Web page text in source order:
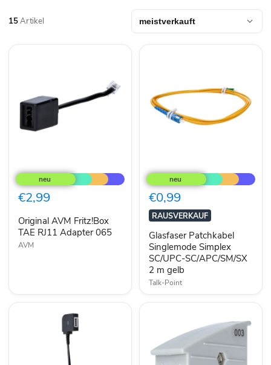
15Artikel
AVM
Fritz!Box
TAE
RJ11
065
€2,99
Original AVM Fritz!Box
TAE RJ11 Adapter 065
AVM
Patchkabel
Singlemode
Simplex
SC/UPC-
SC/APC/SM/SX
2
m
gelb
€0,99
RAUSVERKAUF
Glasfaser Patchkabel
Singlemode Simplex
SC/UPC-SC/APC/SM/SX
2 m gelb
Talk-Point